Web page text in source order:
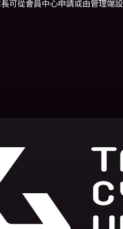
可從會員中心申請或由管理端